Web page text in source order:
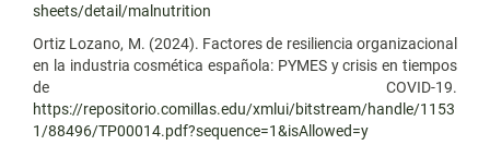
sheets/detail/malnutrition
Ortiz Lozano, M. (2024). Factores de resiliencia organizacional
en la industria cosmética española: PYMES y crisis en tiempos
de COVID-19.
https://repositorio.comillas.edu/xmlui/bitstream/handle/1153
1/88496/TP00014.pdf?sequence=1&isAllowed=y